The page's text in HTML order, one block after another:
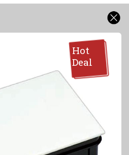
Hot
Deal